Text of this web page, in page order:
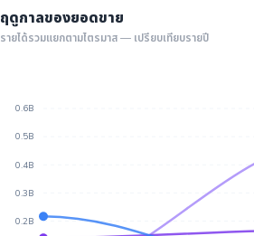
ฤดูกาลของยอดขาย
รายได้รวมแยกตามไตรมาส — เปรียบเทียบรายปี
0.6B
0.5B
0.4B
0.3B
0.2B